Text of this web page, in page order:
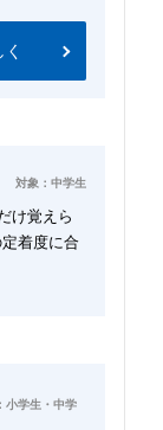
対象：中学生
け覚えら
着度に合
小学生・中学